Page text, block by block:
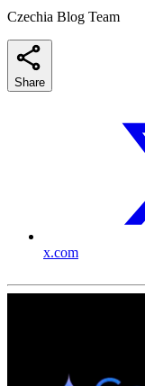
Czechia Blog Team
Share
x.com